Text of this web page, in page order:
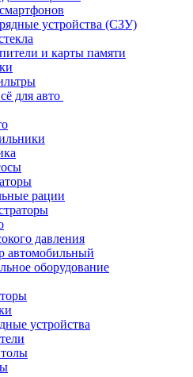
устройства (СЗУ)
и карты памяти
для авто
рации
давления
автомобильный
оборудование
устройства